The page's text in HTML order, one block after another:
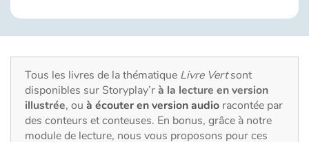
Bibliothèque
Accueil
Contes d'ici et d'ailleurs
Tous les livres de la thématique Livre Vertsont
disponibles sur Storyplay’rà la lecture en version
illustrée, ou à écouter en version audio racontée par
des conteurs et conteuses. En bonus, grâce à notre
module de lecture, nous vous proposons pour ces